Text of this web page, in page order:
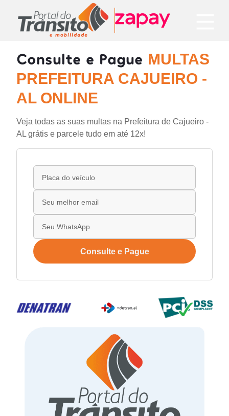
Consulte e Pague MULTAS
PREFEITURA CAJUEIRO -
AL ONLINE
Veja todas as suas multas na Prefeitura de Cajueiro -
AL grátis e parcele tudo em até 12x!
Consulte e Pague